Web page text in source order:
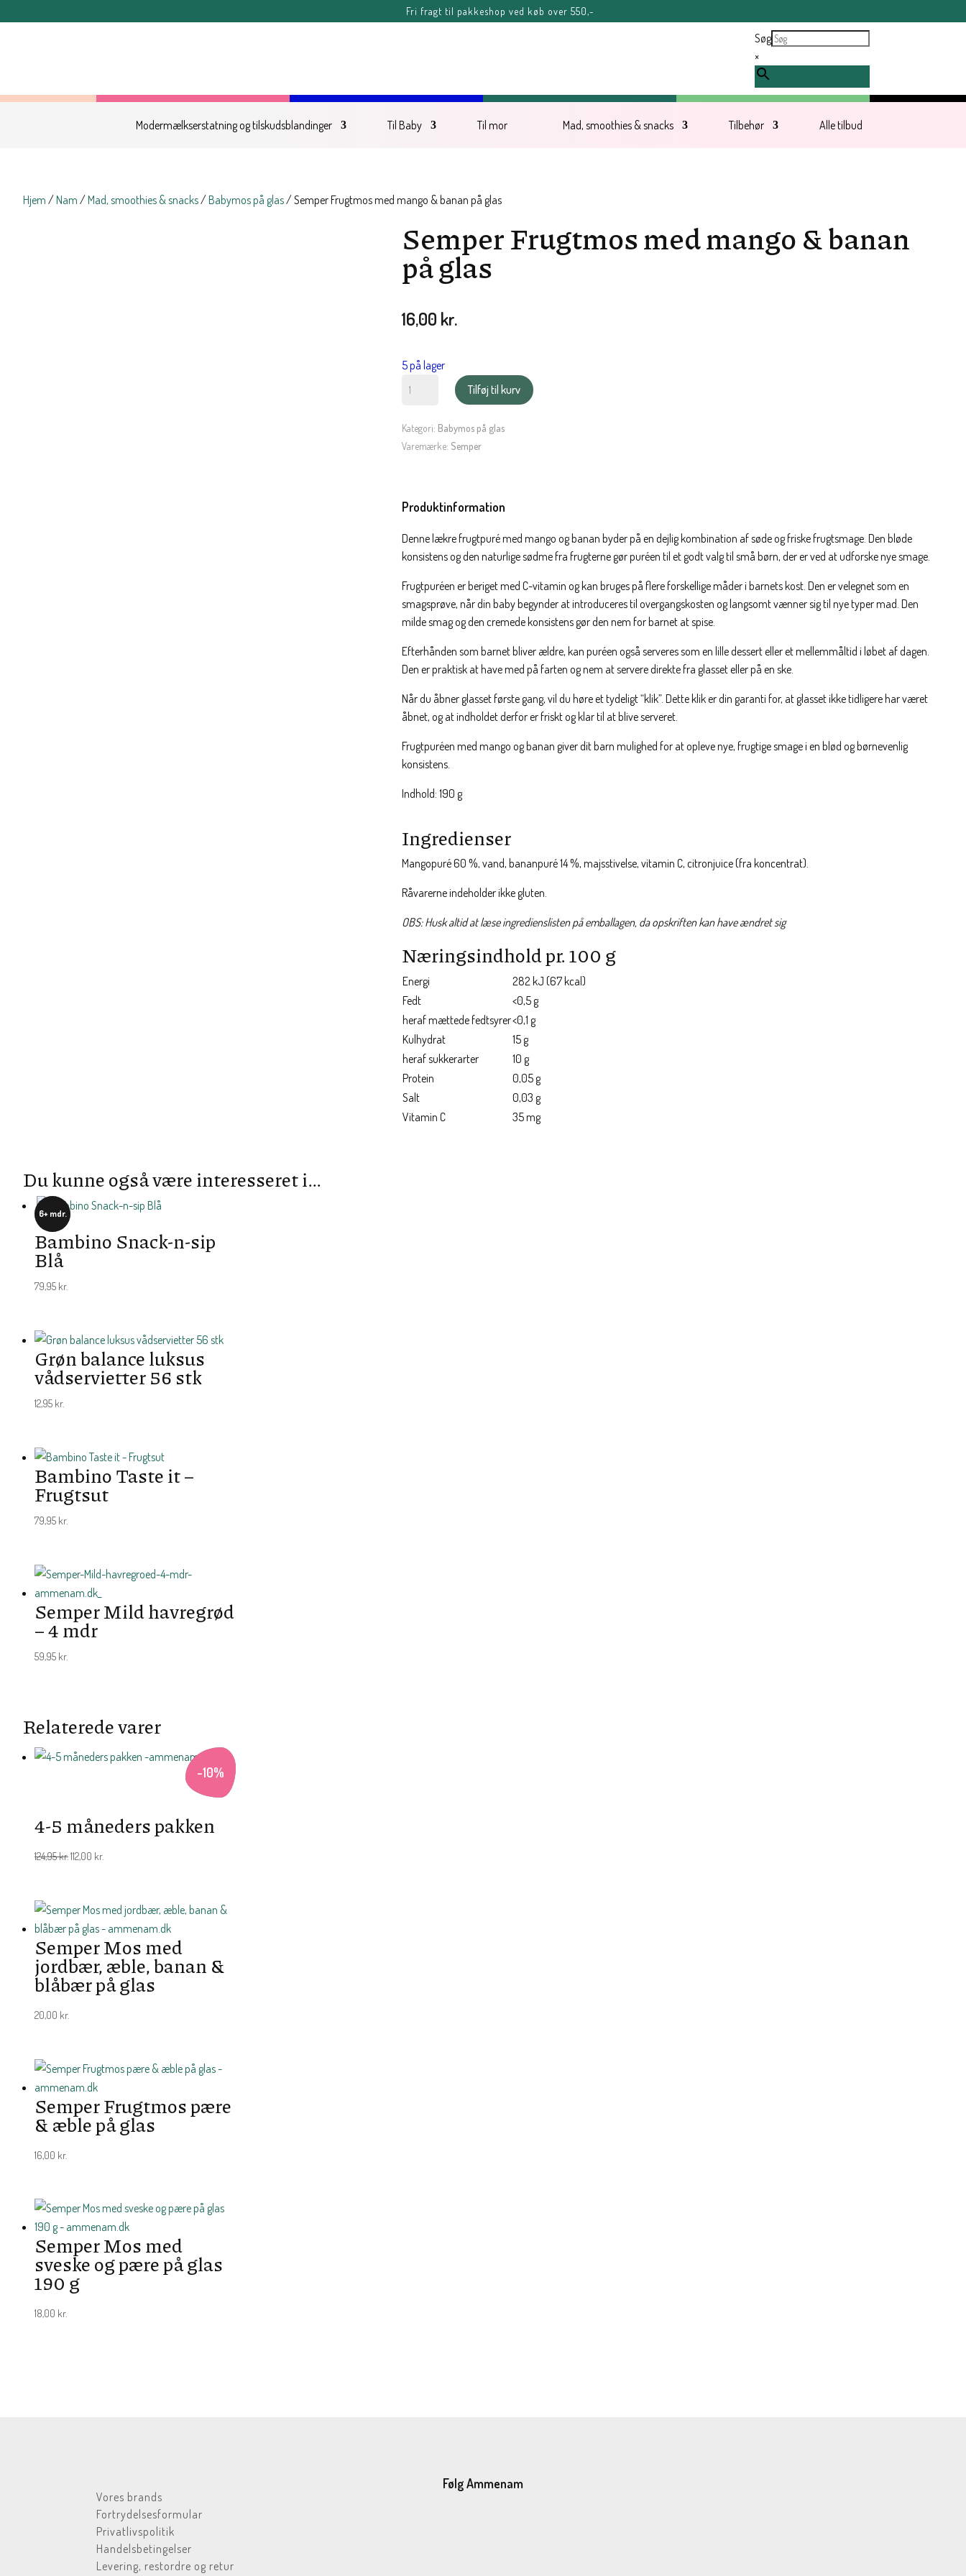
Fri fragt til pakkeshop ved køb over 550,-
Søg
×
Modermælkserstatning og tilskudsblandinger Til Baby Til mor Mad, smoothies & snacks Tilbehør Alle tilbud
Hjem /Nam /Mad, smoothies & snacks/Babymos på glas/ Semper Frugtmos med mango & banan på glas
Semper Frugtmos med mango & banan
på glas
16,00 kr.
5 på lager
Semper
mango
&
glas
Tilføj til kurv
Kategori: Babymos på glas
Varemærke: Semper
Produktinformation
Denne lækre frugtpuré med mango og banan byder på en dejlig kombination af søde og friske frugtsmage. Den bløde
konsistens og den naturlige sødme fra frugterne gør puréen til et godt valg til små børn, der er ved at udforske nye smage.
Frugtpuréen er beriget med C-vitamin og kan bruges på flere forskellige måder i barnets kost. Den er velegnet som en
smagsprøve, når din baby begynder at introduceres til overgangskosten og langsomt vænner sig til nye typer mad. Den
milde smag og den cremede konsistens gør den nem for barnet at spise.
Efterhånden som barnet bliver ældre, kan puréen også serveres som en lille dessert eller et mellemmåltid i løbet af dagen.
Den er praktisk at have med på farten og nem at servere direkte fra glasset eller på en ske.
Når du åbner glasset første gang, vil du høre et tydeligt “klik”. Dette klik er din garanti for, at glasset ikke tidligere har været
åbnet, og at indholdet derfor er friskt og klar til at blive serveret.
Frugtpuréen med mango og banan giver dit barn mulighed for at opleve nye, frugtige smage i en blød og børnevenlig
konsistens.
Indhold: 190 g
Ingredienser
Mangopuré 60 %, vand, bananpuré 14 %, majsstivelse, vitamin C, citronjuice (fra koncentrat).
Råvarerne indeholder ikke gluten.
OBS: Husk altid at læse ingredienslisten på emballagen, da opskriften kan have ændret sig
Næringsindhold pr. 100 g
Energi
282 kJ (67 kcal)
Fedt
<0,5 g
heraf mættede fedtsyrer<0,1 g
Kulhydrat
15 g
heraf sukkerarter
10 g
Protein
0,05 g
Salt
0,03 g
Vitamin C
35 mg
Du kunne også være interesseret i…
6+ mdr.
Bambino Snack-n-sip
Blå
79,95 kr.
Grøn balance luksus
vådservietter 56 stk
12,95 kr.
Bambino Taste it –
Frugtsut
79,95 kr.
Semper Mild havregrød
– 4 mdr
59,95 kr.
Relaterede varer
-10%
4-5 måneders pakken
124,95kr.Den
var:
124,95 kr..
112,00 kr.
er:
112,00 kr..
Semper Mos med
jordbær, æble, banan &
blåbær på glas
20,00 kr.
Semper Frugtmos pære
& æble på glas
16,00 kr.
Semper Mos med
sveske og pære på glas
190 g
18,00 kr.
Vores brands
Fortrydelsesformular
Privatlivspolitik
Handelsbetingelser
Levering, restordre og retur
Følg Ammenam
FERIE-MELDING